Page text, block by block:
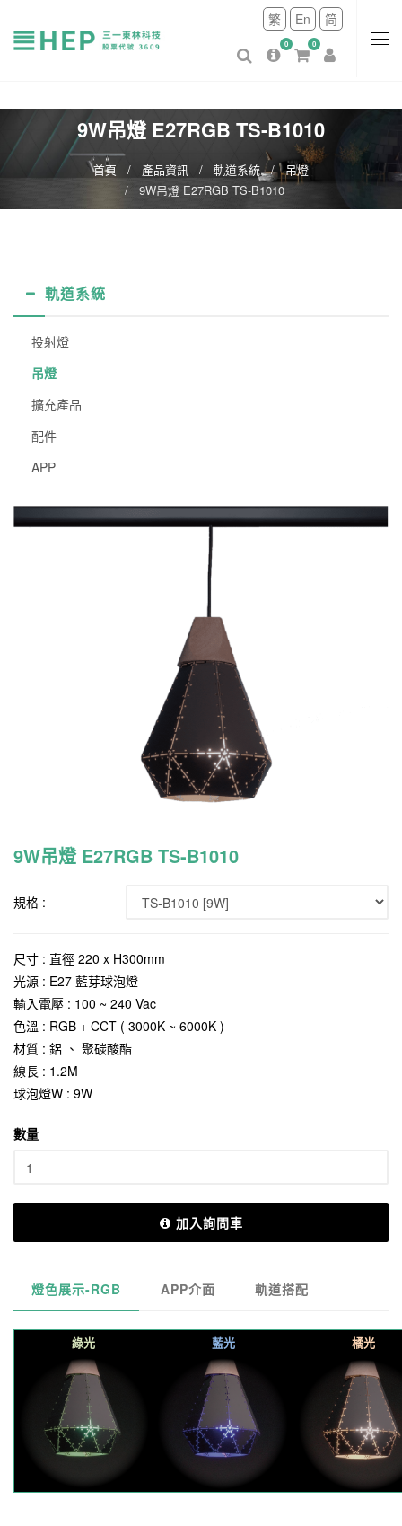
繁 En 简
0 0
9W吊燈 E27RGB TS-B1010
首頁 產品資訊 軌道系統
吊燈
9W吊燈 E27RGB TS-B1010
軌道系統
投射燈
吊燈
擴充產品
配件
APP
9W吊燈 E27RGB TS-B1010
規格 :
尺寸 : 直徑 220 x H300mm
光源 : E27 藍芽球泡燈
輸入電壓 : 100 ~ 240 Vac
色溫 : RGB + CCT ( 3000K ~ 6000K )
材質 : 鋁 、 聚碳酸酯
線長 : 1.2M
球泡燈W : 9W
數量
加入詢問車
燈色展示-RGB APP介面 軌道搭配
綠光 藍光 橘光